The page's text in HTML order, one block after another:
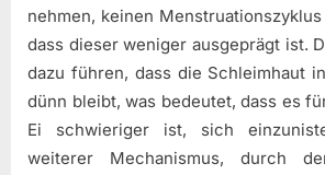
nehmen, keinen
dass dieser weniger ausgeprägt ist.
dazu führen, dass die Schleimhaut
dünn bleibt, was bedeutet, dass es
Ei schwieriger ist, sich
weiterer Mechanismus, durch